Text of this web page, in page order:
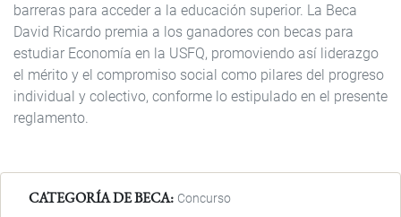
barreras para acceder a la educación superior. La Beca
David Ricardo premia a los ganadores con becas para
estudiar Economía en la USFQ, promoviendo así liderazgo
el mérito y el compromiso social como pilares del progreso
individual y colectivo, conforme lo estipulado en el presente
reglamento.
CATEGORÍA DE BECA Concurso